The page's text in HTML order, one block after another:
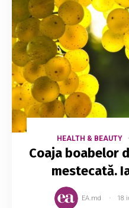
HEALTH & BEAUTY
Coaja boabelor
mestecată.
EA.md 18